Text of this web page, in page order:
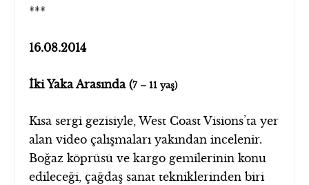
***
16.08.2014
İki Yaka Arasında (7 – 11 yaş)
Kısa sergi gezisiyle, West Coast Visions’ta yer
alan video çalışmaları yakından incelenir.
Boğaz köprüsü ve kargo gemilerinin konu
edileceği, çağdaş sanat tekniklerinden biri